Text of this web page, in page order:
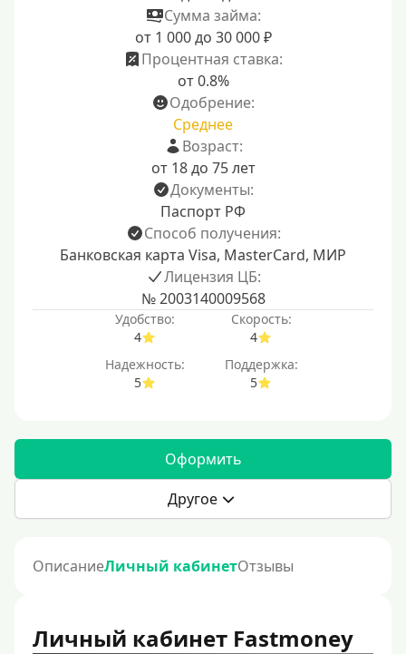
Сумма займа:
от 1 000 до 30 000 ₽
Процентная ставка:
от 0.8%
Одобрение:
Среднее
Возраст:
от 18 до 75 лет
Документы:
Паспорт РФ
Способ получения:
Банковская карта Visa, MasterCard, МИР
Лицензия ЦБ:
№ 2003140009568
Удобство:
4
Скорость:
4
Надежность:
5
Поддержка:
5
Оформить
Другое
ОписаниеЛичный кабинетОтзывы
Личный кабинет Fastmoney